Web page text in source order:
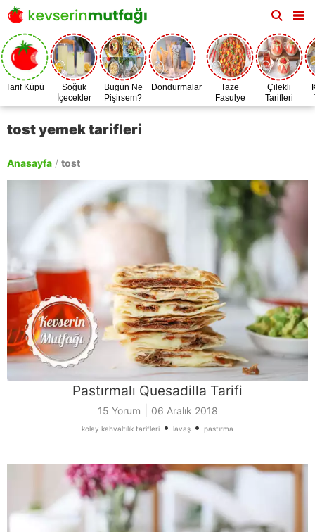
Tarif Küpü
Soğuk
İçecekler
Bugün Ne
Pişirsem?
Dondurmalar
Taze
Fasulye
Zamanı
Çilekli
Tarifleri
tost yemek tarifleri
Anasayfa / tost
Pastırmalı Quesadilla Tarifi
15 Yorum 06 Aralık 2018
kolay kahvaltılık tarifleri • lavaş • pastırma